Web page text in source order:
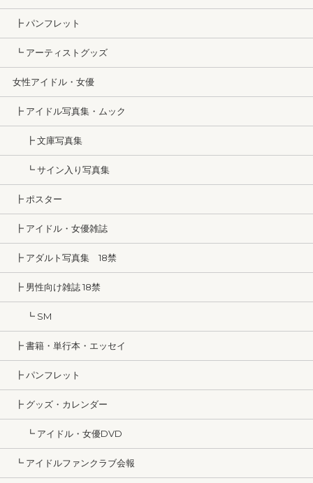
┣ パンフレット
┗ アーティストグッズ
女性アイドル・女優
┣ アイドル写真集・ムック
┣ 文庫写真集
┗ サイン入り写真集
┣ ポスター
┣ アイドル・女優雑誌
┣ アダルト写真集 18禁
┣ 男性向け雑誌 18禁
┗ SM
┣ 書籍・単行本・エッセイ
┣ パンフレット
┣ グッズ・カレンダー
┗ アイドル・女優DVD
┗ アイドルファンクラブ会報